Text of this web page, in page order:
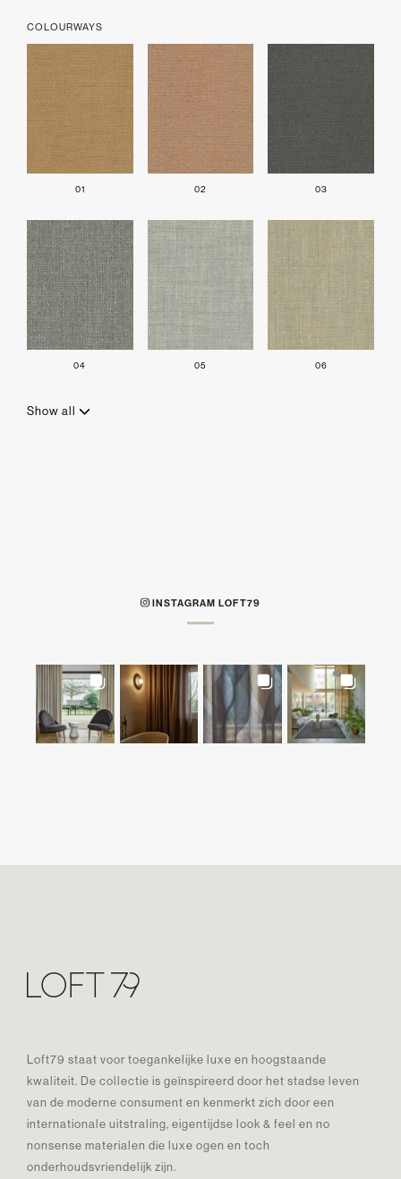
COLOURWAYS
01 02 03
04 05 06
Show all
INSTAGRAM LOFT79
Loft79 staat voor toegankelijke luxe en hoogstaande
kwaliteit. De collectie is geïnspireerd door het stadse leven
van de moderne consument en kenmerkt zich door een
internationale uitstraling, eigentijdse look & feel en no
nonsense materialen die luxe ogen en toch
onderhoudsvriendelijk zijn.